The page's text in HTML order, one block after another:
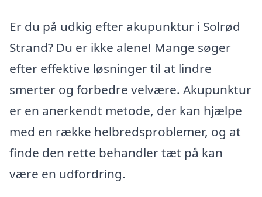
Er du på udkig efter akupunktur i Solrød
Strand? Du er ikke alene! Mange søger
efter effektive løsninger til at lindre
smerter og forbedre velvære. Akupunktur
er en anerkendt metode, der kan hjælpe
med en række helbredsproblemer, og at
finde den rette behandler tæt på kan
være en udfordring.